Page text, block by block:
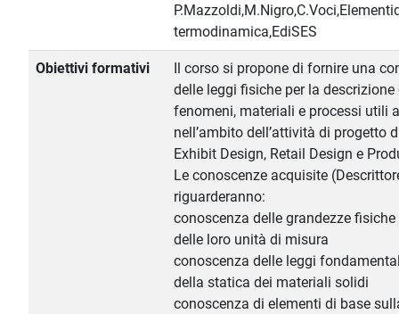
termodinamica,EdiSES
Obiettivi formativi
Il corso si propone di fornire una
delle leggi fisiche per la
fenomeni, materiali e processi utili
nell’ambito dell’attività di progetto
Exhibit Design, Retail Design e
Le conoscenze acquisite
riguarderanno:
conoscenza delle grandezze
delle loro unità di misura
conoscenza delle leggi
della statica dei materiali solidi
conoscenza di elementi di base